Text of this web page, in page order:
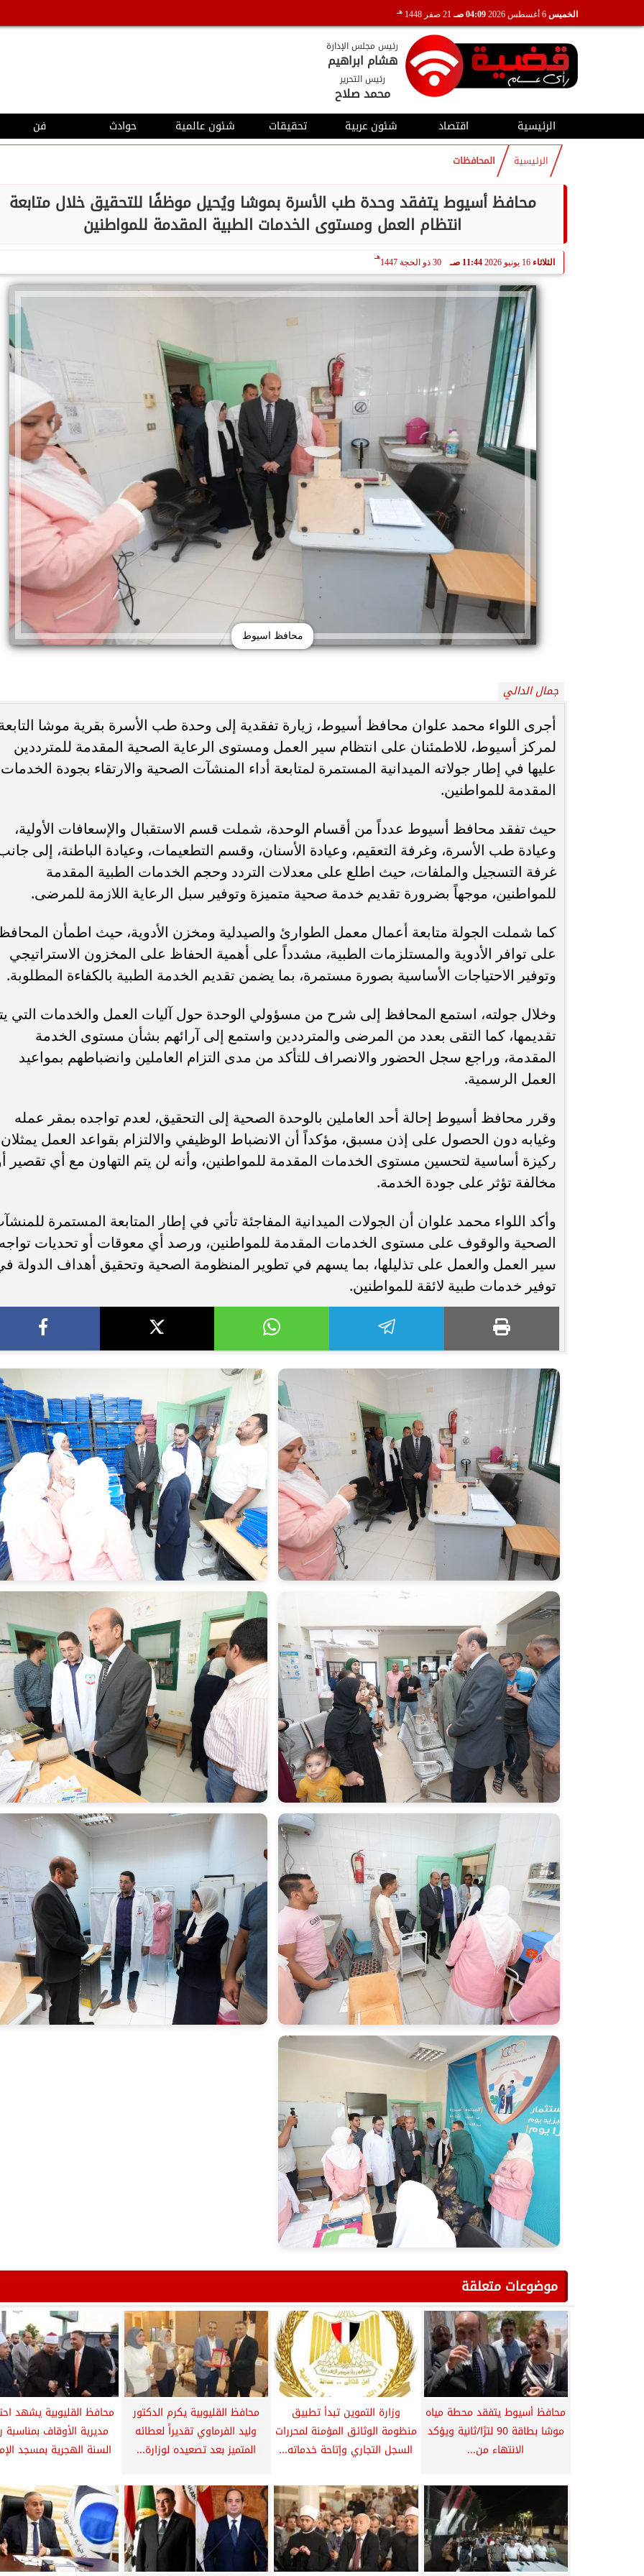
الخميس 04:09 صـ 21 صفر 1448 هـ
رئيس مجلس الإدارة
هشام ابراهيم
رئيس التحرير
محمد صلاح
الرئيسية اقتصاد شئون عربية تحقيقات شئون عالمية حوادث فن
الرئيسية المحافظات
محافظ أسيوط يتفقد وحدة طب الأسرة بموشا ويُحيل موظفًا للتحقيق خلال متابعة
انتظام العمل ومستوى الخدمات الطبية المقدمة للمواطنين
الثلاثاء 16 يونيو 2026 11:44 صـ 30 ذو الحجة 1447
هـ
محافظ اسيوط
جمال الدالي
أجرى اللواء محمد علوان محافظ أسيوط، زيارة تفقدية إلى وحدة طب الأسرة بقرية موشا
لمركز أسيوط، للاطمئنان على انتظام سير العمل ومستوى الرعاية الصحية المقدمة للمترددين
عليها في إطار جولاته الميدانية المستمرة لمتابعة أداء المنشآت الصحية والارتقاء بجودة الخدمات
المقدمة للمواطنين.
حيث تفقد محافظ أسيوط عدداً من أقسام الوحدة، شملت قسم الاستقبال والإسعافات الأولية،
وعيادة طب الأسرة، وغرفة التعقيم، وعيادة الأسنان، وقسم التطعيمات، وعيادة الباطنة، إلى
غرفة التسجيل والملفات، حيث اطلع على معدلات التردد وحجم الخدمات الطبية المقدمة
للمواطنين، موجهاً بضرورة تقديم خدمة صحية متميزة وتوفير سبل الرعاية اللازمة للمرضى.
كما شملت الجولة متابعة أعمال معمل الطوارئ والصيدلية ومخزن الأدوية، حيث اطمأن
على توافر الأدوية والمستلزمات الطبية، مشدداً على أهمية الحفاظ على المخزون الاستراتيجي
وتوفير الاحتياجات الأساسية بصورة مستمرة، بما يضمن تقديم الخدمة الطبية بالكفاءة المطلوبة.
وخلال جولته، استمع المحافظ إلى شرح من مسؤولي الوحدة حول آليات العمل والخدمات التي
تقديمها، كما التقى بعدد من المرضى والمترددين واستمع إلى آرائهم بشأن مستوى الخدمة
المقدمة، وراجع سجل الحضور والانصراف للتأكد من مدى التزام العاملين وانضباطهم بمواعيد
العمل الرسمية.
وقرر محافظ أسيوط إحالة أحد العاملين بالوحدة الصحية إلى التحقيق، لعدم تواجده بمقر عمله
وغيابه دون الحصول على إذن مسبق، مؤكداً أن الانضباط الوظيفي والالتزام بقواعد العمل يمثلان
ركيزة أساسية لتحسين مستوى الخدمات المقدمة للمواطنين، وأنه لن يتم التهاون مع أي تقصير
مخالفة تؤثر على جودة الخدمة.
وأكد اللواء محمد علوان أن الجولات الميدانية المفاجئة تأتي في إطار المتابعة المستمرة
الصحية والوقوف على مستوى الخدمات المقدمة للمواطنين، ورصد أي معوقات أو تحديات تواجه
سير العمل والعمل على تذليلها، بما يسهم في تطوير المنظومة الصحية وتحقيق أهداف الدولة
توفير خدمات طبية لائقة للمواطنين.
موضوعات متعلقة
محافظ أسيوط يتفقد محطة مياه
موشا بطاقة 90 لترًا/ثانية ويؤكد
الانتهاء من...
وزارة التموين تبدأ تطبيق
منظومة الوثائق المؤمنة لمحررات
السجل التجاري وإتاحة خدماته...
محافظ القليوبية يكرم الدكتور
وليد الفرماوي تقديراً لعطائه
المتميز بعد تصعيده لوزارة...
محافظ القليوبية يشهد
مديرية الأوقاف
السنة الهجرية بمسجد
الإشغالات بحي شرق لإعادة الانضباط
وتحقيق...
رحلت في أثناء أداء رسالتها.. وفاة ممرضة
بمستشفى بني عبيد والأهالي ينعونها
محافظ القاهرة يعتمد جدول إمتحانات
الثاني للعام الدراسي ٢٠٢٥...